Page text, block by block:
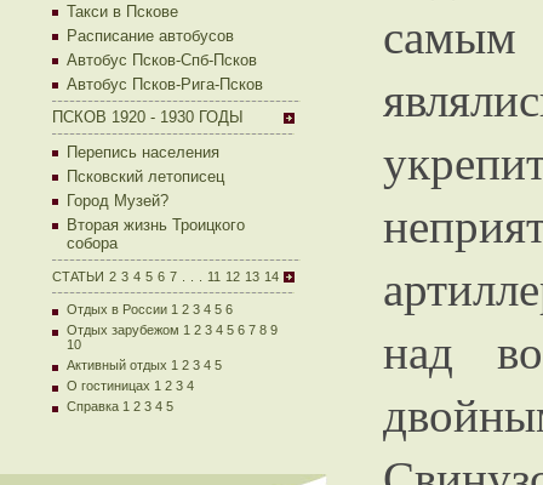
Такси в Пскове
Расписание автобусов
Автобус Псков-Спб-Псков
Автобус Псков-Рига-Псков
ПСКОВ 1920 - 1930 ГОДЫ
Перепись населения
Псковский летописец
Город Музей?
Вторая жизнь Троицкого
собора
СТАТЬИ 2 3 4 5 6 7 11 12 13 14
Отдых в России 1 2 3 4 5 6
Отдых зарубежом 1 2 3 4 5 6 7 8 9
10
Активный отдых 1 2 3 4 5
О гостиницах 1 2 3 4
Справка 1 2 3 4 5
над